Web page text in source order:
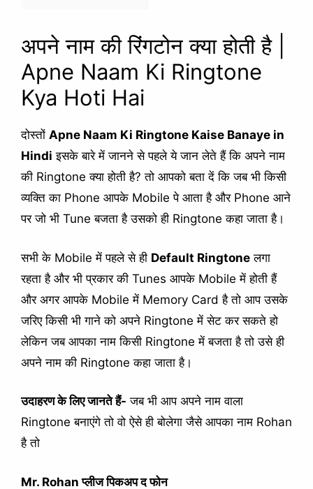
अपने नाम की रिंगटोन क्या होती है |
Apne Naam Ki Ringtone
Kya Hoti Hai
दोस्तों Apne Naam Ki Ringtone Kaise Banaye in
Hindi इसके बारे में जानने से पहले ये जान लेते हैं कि अपने नाम
की Ringtone क्या होती है? तो आपको बता दें कि जब भी किसी
व्यक्ति का Phone आपके Mobile पे आता है और Phone आने
पर जो भी Tune बजता है उसको ही Ringtone कहा जाता है।
सभी के Mobile में पहले से ही Default Ringtone लगा
रहता है और भी प्रकार की Tunes आपके Mobile में होती हैं
और अगर आपके Mobile में Memory Card है तो आप उसके
जरिए किसी भी गाने को अपने Ringtone में सेट कर सकते हो
लेकिन जब आपका नाम किसी Ringtone में बजता है तो उसे ही
अपने नाम की Ringtone कहा जाता है।
उदाहरण के लिए जानते हैं- जब भी आप अपने नाम वाला
Ringtone बनाएंगे तो वो ऐसे ही बोलेगा जैसे आपका नाम Rohan
है तो
Mr. Rohan प्लीज पिकअप द फोन